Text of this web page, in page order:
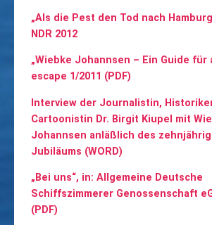
„Als die Pest den Tod nach
NDR 2012
„Wiebke Johannsen – Ein Guide für
escape 1/2011 (PDF)
Interview der Journalistin,
Cartoonistin Dr. Birgit Kiupel mit
Johannsen anläßlich des
Jubiläums (WORD)
„Bei uns“, in: Allgemeine Deutsche
Schiffszimmerer Genossenschaft
(PDF)